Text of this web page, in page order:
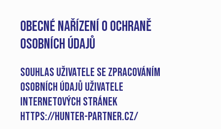
OBecné nařízení o ochraně
osobních údajů
Souhlas Uživatele se zpracováním
osobních údajů uživatele
internetových stránek
https://hunter-partner.cz/